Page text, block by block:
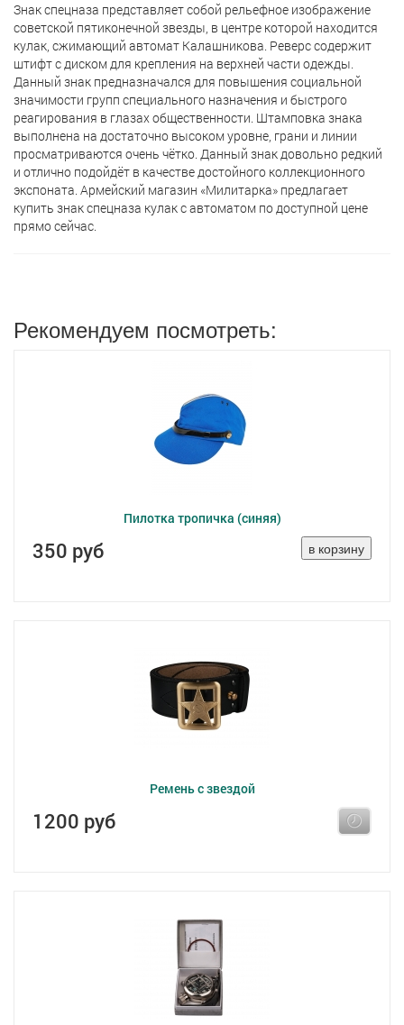
Знак спецназа представляет собой рельефное изображение
советской пятиконечной звезды, в центре которой находится
кулак, сжимающий автомат Калашникова. Реверс содержит
штифт с диском для крепления на верхней части одежды.
Данный знак предназначался для повышения социальной
значимости групп специального назначения и быстрого
реагирования в глазах общественности. Штамповка знака
выполнена на достаточно высоком уровне, грани и линии
просматриваются очень чётко. Данный знак довольно редкий
и отлично подойдёт в качестве достойного коллекционного
экспоната. Армейский магазин «Милитарка» предлагает
кyпить знак спецназа кулак с автоматом по доступной цене
прямо сейчас.
Рекомендуем посмотреть:
Пилотка тропичка (синяя)
350 руб
Ремень с звездой
1200 руб